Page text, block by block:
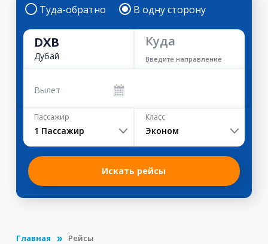
Туда-обратно В одну сторону
DXB
Дубай
Куда
Введите направление
Вылет
Пассажир
1 Пассажир
Класс
Эконом
Искать рейсы
Главная Рейсы